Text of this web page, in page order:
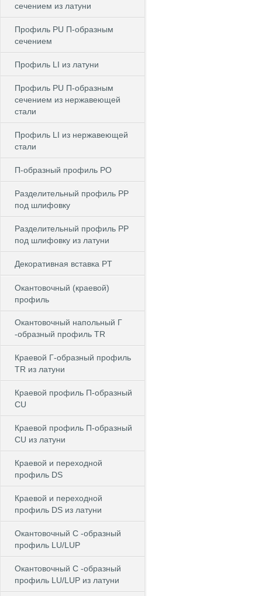
сечением из латуни
Профиль PU П-образным
сечением
Профиль LI из латуни
Профиль PU П-образным
сечением из нержавеющей
стали
Профиль LI из нержавеющей
стали
П-образный профиль PO
Разделительный профиль PP
под шлифовку
Разделительный профиль PP
под шлифовку из латуни
Декоративная вставка PT
Окантовочный (краевой)
профиль
Окантовочный напольный Г
-образный профиль TR
Краевой Г-образный профиль
TR из латуни
Краевой профиль П-образный
CU
Краевой профиль П-образный
CU из латуни
Краевой и переходной
профиль DS
Краевой и переходной
профиль DS из латуни
Окантовочный С -образный
профиль LU/LUP
Окантовочный С -образный
профиль LU/LUP из латуни